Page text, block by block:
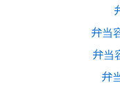
弁当
弁当
弁